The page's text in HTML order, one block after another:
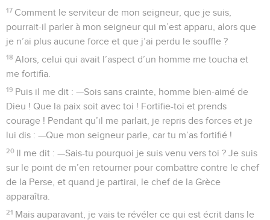
17 Comment le serviteur de mon seigneur, que je suis,
pourrait-il parler à mon seigneur qui m’est apparu, alors que
je n’ai plus aucune force et que j’ai perdu le souffle ?
18 Alors, celui qui avait l’aspect d’un homme me toucha et
me fortifia.
19 Puis il me dit : —Sois sans crainte, homme bien-aimé de
Dieu ! Que la paix soit avec toi ! Fortifie-toi et prends
courage ! Pendant qu’il me parlait, je repris des forces et je
lui dis : —Que mon seigneur parle, car tu m’as fortifié !
20 Il me dit : —Sais-tu pourquoi je suis venu vers toi ? Je suis
sur le point de m’en retourner pour combattre contre le chef
de la Perse, et quand je partirai, le chef de la Grèce
apparaîtra.
21 Mais auparavant, je vais te révéler ce qui est écrit dans le